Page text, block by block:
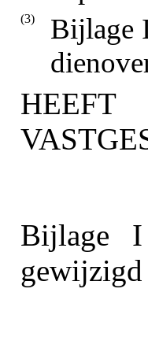
(3)
Bijlage
Bijlage
gewijzigd